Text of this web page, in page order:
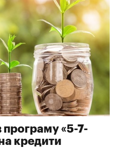
«5-7-
кредити